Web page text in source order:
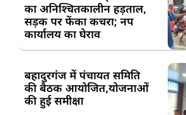
का अनिश्चितकालीन हड़ताल,
सड़क पर फेंका कचरा; नप
कार्यालय का घेराव
बहादुरगंज में पंचायत समिति
की बैठक आयोजित,योजनाओं
की हुई समीक्षा